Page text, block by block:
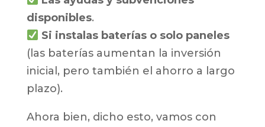
disponibles.
Si instalas baterías o solo paneles
(las baterías aumentan la inversión
inicial, pero también el ahorro a largo
plazo).
Ahora bien, dicho esto, vamos con